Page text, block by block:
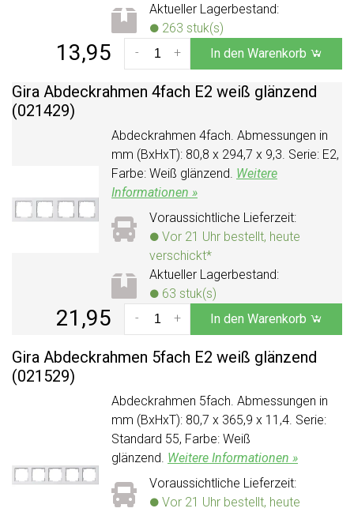
Aktueller Lagerbestand:
263 stuk(s)
13,95 +
- In den Warenkorb
Gira Abdeckrahmen 4fach E2 weiß glänzend
(021429)
Abdeckrahmen 4fach. Abmessungen in
mm (BxHxT): 80,8 x 294,7 x 9,3. Serie: E2,
Farbe: Weiß glänzend. Weitere
Informationen »
Voraussichtliche Lieferzeit:
Vor 21 Uhr bestellt, heute
verschickt*
Aktueller Lagerbestand:
63 stuk(s)
21,95 +
- In den Warenkorb
Gira Abdeckrahmen 5fach E2 weiß glänzend
(021529)
Abdeckrahmen 5fach. Abmessungen in
mm (BxHxT): 80,7 x 365,9 x 11,4. Serie:
Standard 55, Farbe: Weiß
glänzend. Weitere Informationen »
Voraussichtliche Lieferzeit:
Vor 21 Uhr bestellt, heute